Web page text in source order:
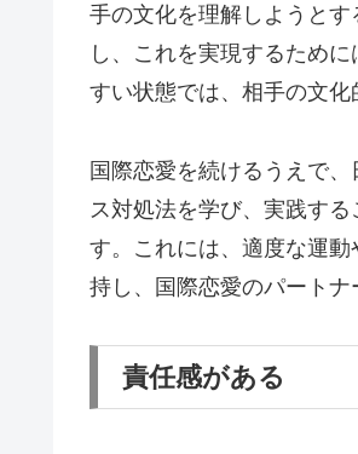
手の文化を理解しようと
し、これを実現するため
すい状態では、相手の文化
国際恋愛を続けるうえで
ス対処法を学び、実践す
す。これには、適度な運
持し、国際恋愛のパートナ
責任感がある